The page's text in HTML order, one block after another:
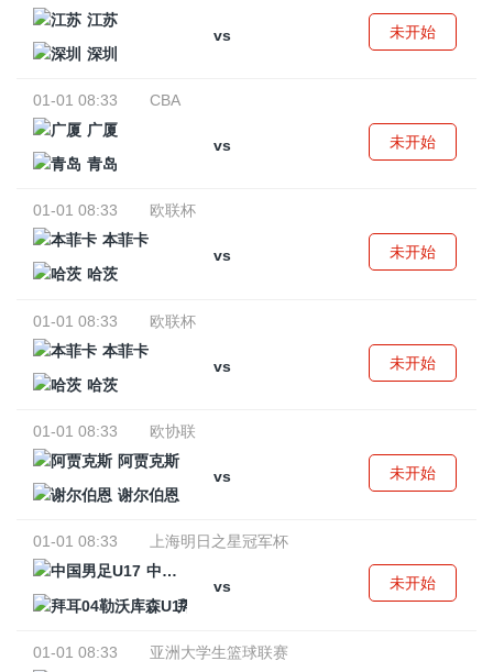
江苏
vs
深圳
未开始
01-01 08:33
CBA
广厦
vs
青岛
未开始
01-01 08:33
欧联杯
本菲卡
vs
哈茨
未开始
01-01 08:33
欧联杯
本菲卡
vs
哈茨
未开始
01-01 08:33
欧协联
阿贾克斯
vs
谢尔伯恩
未开始
01-01 08:33
上海明日之星冠军杯
中国男足U17
vs
拜耳04勒沃库森U17
未开始
01-01 08:33
亚洲大学生篮球联赛